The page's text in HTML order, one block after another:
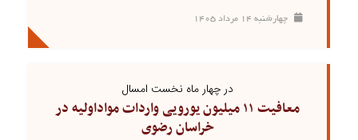
چهارشنبه ۱۴ مرداد ۱۴۰۵
در چهار ماه نخست امسال
معافیت ۱۱ میلیون یورویی واردات مواداولیه در
خراسان رضوی